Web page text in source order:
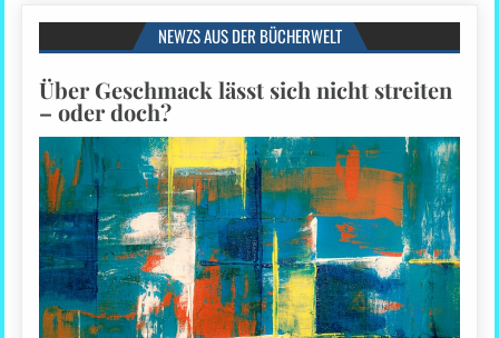
NEWZS AUS DER BÜCHERWELT
Über Geschmack lässt sich nicht streiten
– oder doch?